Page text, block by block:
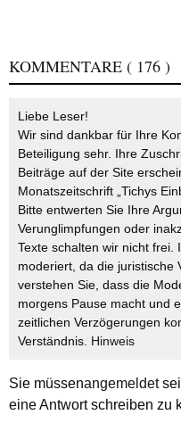
KOMMENTARE ( 176 )
Liebe Leser!
Wir sind dankbar für Ihre
Beteiligung sehr. Ihre
Beiträge auf der Site
Monatszeitschrift „Tichys
Bitte entwerten Sie Ihre
Verunglimpfungen oder
Texte schalten wir nicht frei.
moderiert, da die juristische
verstehen Sie, dass die
morgens Pause macht und
zeitlichen Verzögerungen
Verständnis. Hinweis
Sie müssenangemeldet
eine Antwort schreiben zu